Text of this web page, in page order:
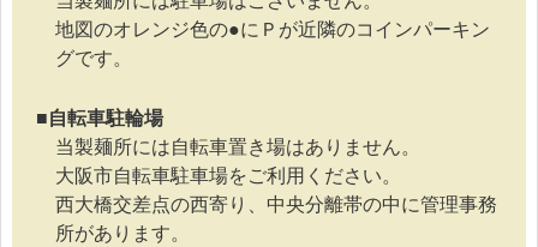
地図のオレンジ色の●にＰが近隣のコインパーキン
グです。
■自転車駐輪場
当製麺所には自転車置き場はありません。
大阪市自転車駐車場をご利用ください。
西大橋交差点の西寄り、中央分離帯の中に管理事務
所があります。